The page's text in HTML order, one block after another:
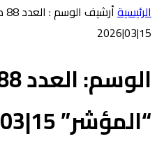
‫الرئيسية‬
15|03|2026
الوسم:
“المؤشر” 15|03|2026